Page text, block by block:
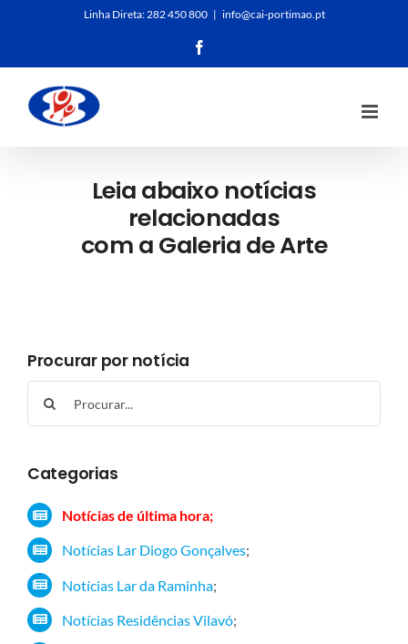
Linha Direta:282 450 800 | info@cai-portimao.pt
Leia abaixo notícias
relacionadas
com a Galeria de Arte
Procurar por notícia
Categorias
Notícias de última hora;
Notícias Lar Diogo Gonçalves;
Notícias Lar da Raminha;
Notícias Residências Vilavó;